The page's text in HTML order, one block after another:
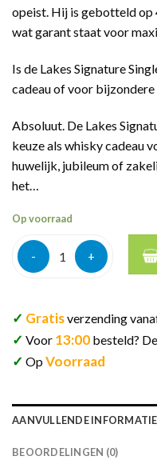
opeist. Hij is gebotteld
wat garant staat voor
Is de Lakes Signature
cadeau of voor bijzondere
Absoluut. De Lakes
keuze als whisky cadeau
huwelijk, jubileum of
het…
Op voorraad
Lakes Signature Single
✓ Gratisverzending
✓ Voor 13:00 besteld?
✓ OpVoorraad
AANVULLENDE INFORMATIE
BEOORDELINGEN (0)